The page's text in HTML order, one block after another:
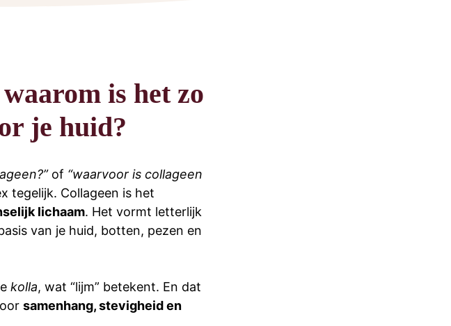
is het zo
je huid?
of “waarvoor is collageen
tegelijk. Collageen is het
lichaam. Het vormt letterlijk
van je huid, botten, pezen en
kolla, wat “lijm” betekent. En dat
samenhang, stevigheid en